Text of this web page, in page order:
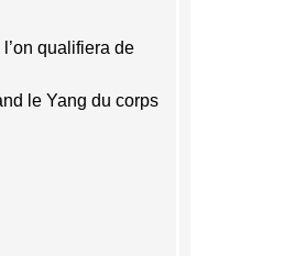
qualifiera de
le Yang du corps